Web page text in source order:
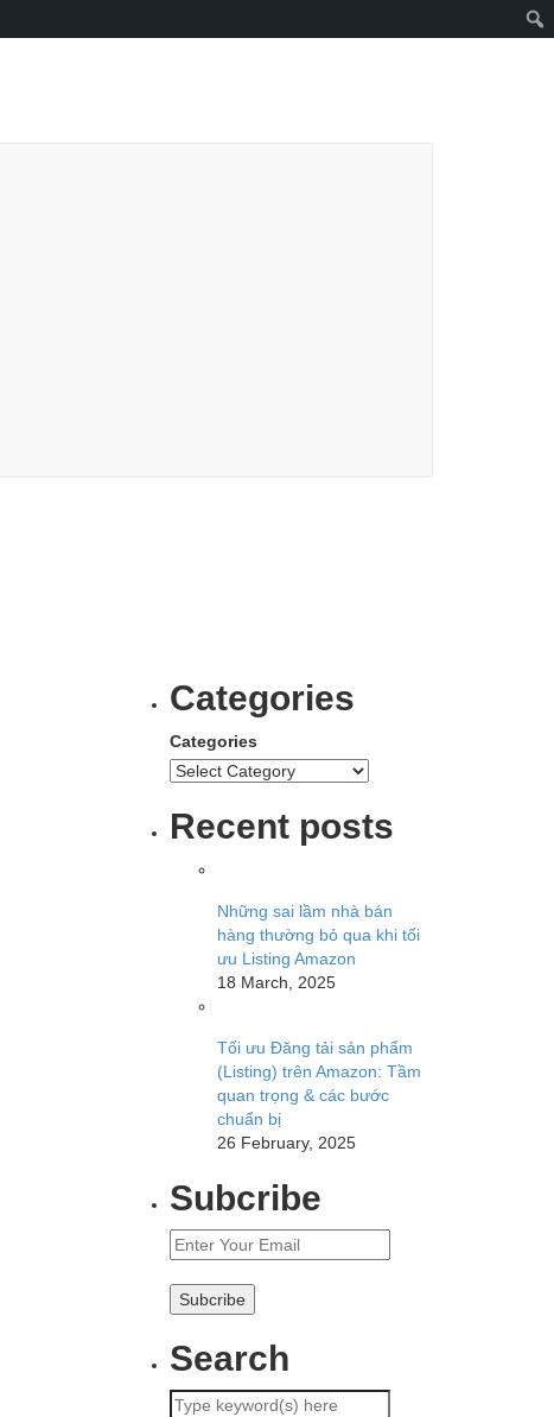
Categories
Categories
Recent posts
Những sai lầm nhà bán
hàng thường bỏ qua khi tối
ưu Listing Amazon
18 March, 2025
Tối ưu Đăng tải sản phẩm
(Listing) trên Amazon: Tầm
quan trọng & các bước
chuẩn bị
26 February, 2025
Subcribe
Search